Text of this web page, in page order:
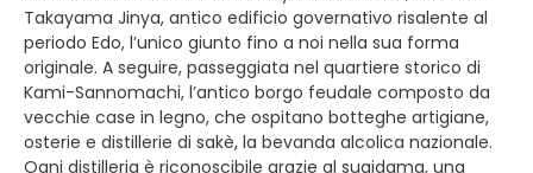
Takayama Jinya, antico edificio governativo risalente al
periodo Edo, l’unico giunto fino a noi nella sua forma
originale. A seguire, passeggiata nel quartiere storico di
Kami-Sannomachi, l’antico borgo feudale composto da
vecchie case in legno, che ospitano botteghe artigiane,
osterie e distillerie di sakè, la bevanda alcolica nazionale.
Ogni distilleria è riconoscibile grazie al sugidama, una